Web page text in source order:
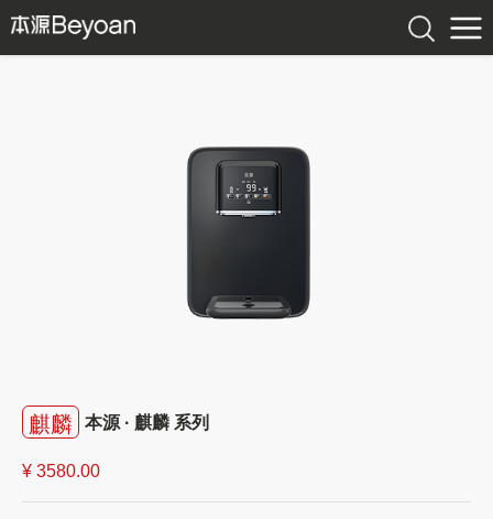
麒麟 本源 · 麒麟 系列
¥ 3580.00